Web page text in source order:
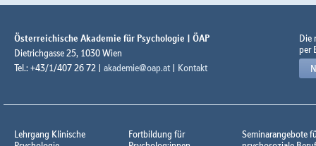
Österreichische Akademie für Psychologie | ÖAP
Dietrichgasse 25, 1030 Wien
Tel.: +43/1/407 26 72 | akademie@oap.at | Kontakt
Die
per
Lehrgang Klinische
Fortbildung für
Seminarangebote